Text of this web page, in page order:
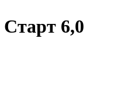
6,0